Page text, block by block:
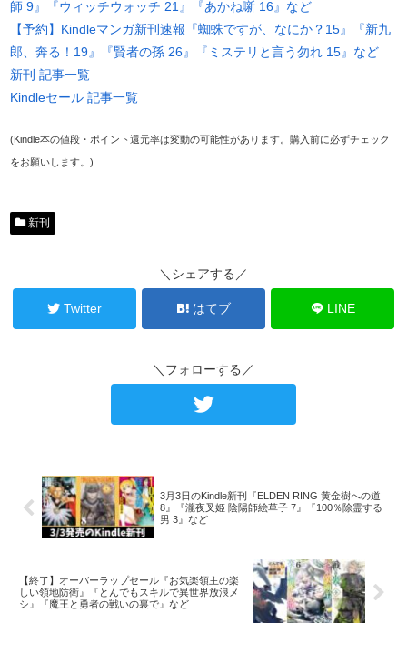
師 9』『ウィッチウォッチ 21』『あかね噺 16』など
【予約】Kindleマンガ新刊速報『蜘蛛ですが、なにか？15』『新九
郎、奔る！19』『賢者の孫 26』『ミステリと言う勿れ 15』など
新刊 記事一覧
Kindleセール 記事一覧
(Kindle本の値段・ポイント還元率は変動の可能性があります。購入前に必ずチェック
をお願いします。)
新刊
＼シェアする／
Twitter はてブ LINE
＼フォローする／
3月3日のKindle新刊『ELDEN RING 黄金樹への道
8』『瀧夜叉姫 陰陽師絵草子 7』『100％除霊する
男 3』など
【終了】オーバーラップセール『お気楽領主の楽
しい領地防衛』『とんでもスキルで異世界放浪メ
シ』『魔王と勇者の戦いの裏で』など